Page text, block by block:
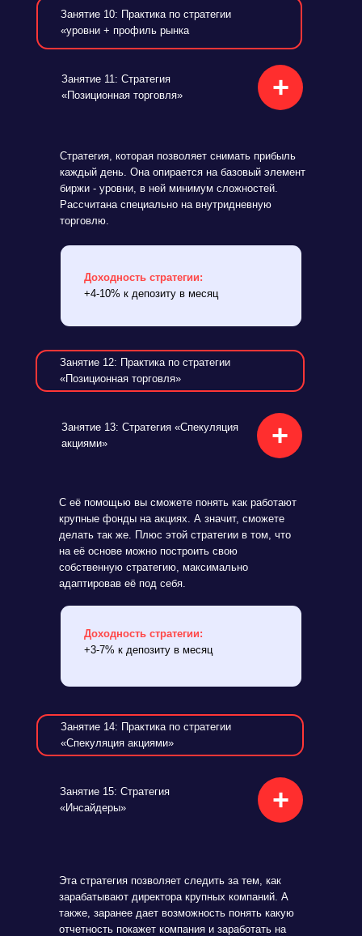
Занятие 10: Практика по стратегии
«уровни + профиль рынка
Занятие 11: Стратегия
«Позиционная торговля»
+
Стратегия, которая позволяет снимать прибыль
каждый день. Она опирается на базовый элемент
биржи - уровни, в ней минимум сложностей.
Рассчитана специально на внутридневную
торговлю.
Доходность стратегии:
+4-10% к депозиту в месяц
Занятие 12: Практика по стратегии
«Позиционная торговля»
Занятие 13: Стратегия «Спекуляция
акциями»
+
С её помощью вы сможете понять как работают
крупные фонды на акциях. А значит, сможете
делать так же. Плюс этой стратегии в том, что
на её основе можно построить свою
собственную стратегию, максимально
адаптировав её под себя.
Доходность стратегии:
+3-7% к депозиту в месяц
Занятие 14: Практика по стратегии
«Спекуляция акциями»
Занятие 15: Стратегия
«Инсайдеры»
+
Эта стратегия позволяет следить за тем, как
зарабатывают директора крупных компаний. А
также, заранее дает возможность понять какую
отчетность покажет компания и заработать на